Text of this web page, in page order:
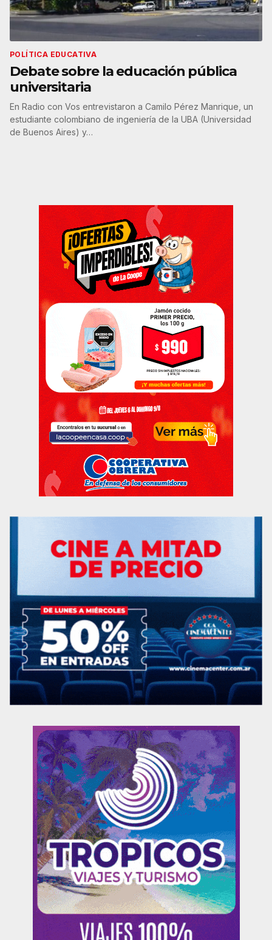
POLÍTICA EDUCATIVA
Debate sobre la educación pública
universitaria
En Radio con Vos entrevistaron a Camilo Pérez Manrique, un
estudiante colombiano de ingeniería de la UBA (Universidad
de Buenos Aires) y…